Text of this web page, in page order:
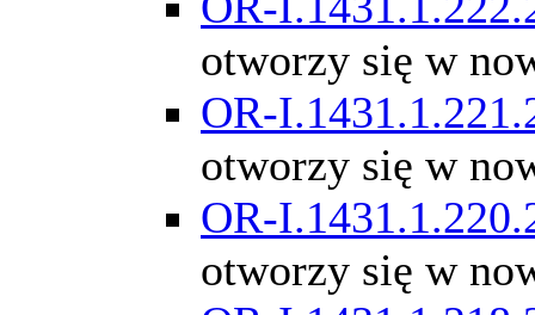
otworzy się w
OR-
otworzy się w
OR-
otworzy się w